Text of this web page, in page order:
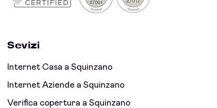
Sevizi
Internet Casa a Squinzano
Internet Aziende a Squinzano
Verifica copertura a Squinzano